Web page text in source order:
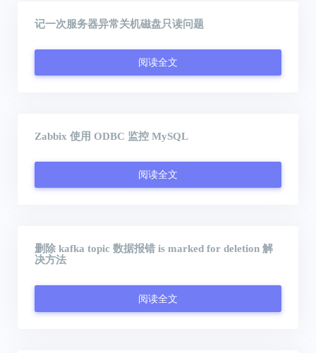
记一次服务器异常关机磁盘只读问题
阅读全文
Zabbix 使用 ODBC 监控 MySQL
阅读全文
删除 kafka topic 数据报错 is marked for deletion 解
决方法
阅读全文